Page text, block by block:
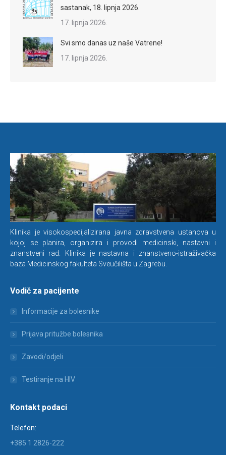
sastanak, 18. lipnja 2026.
17. lipnja 2026.
Svi smo danas uz naše Vatrene!
17. lipnja 2026.
Klinika je visokospecijalizirana javna zdravstvena ustanova u
kojoj se planira, organizira i provodi medicinski, nastavni i
znanstveni rad. Klinika je nastavna i znanstveno-istraživačka
baza Medicinskog fakulteta Sveučilišta u Zagrebu.
Vodič za pacijente
Informacije za bolesnike
Prijava pritužbe bolesnika
Zavodi/odjeli
Testiranje na HIV
Kontakt podaci
Telefon:
+385 1 2826-222